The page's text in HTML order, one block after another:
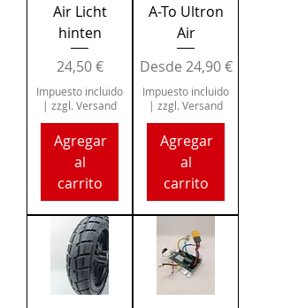
Air Licht
hinten
Precio
24,50 €
Impuesto incluido
| zzgl. Versand
Agregar
al
carrito
A-To Ultron
Air
Desde 24,90 €
Precio de oferta
Impuesto incluido
| zzgl. Versand
Agregar
al
carrito